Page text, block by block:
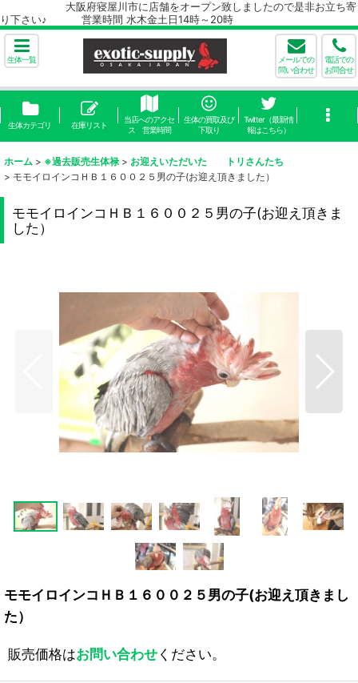
大阪府寝屋川市に店舗をオープン致しましたので是非お立ち寄
り下さい♪ 営業時間 水木金土日14時～20時
生体一覧
メールでの
問い合わせ
電話での
お問合せ
生体カテゴリ 在庫リスト
当店へのアクセ
ス 営業時間
生体の買取及び
下取り
Twitter（最新情
報はこちら）
ホーム > ※過去販売生体禄 > お迎えいただいた トリさんたち
> モモイロインコＨＢ１６００２５男の子(お迎え頂きました）
モモイロインコＨＢ１６００２５男の子(お迎え頂きま
した）
モモイロインコＨＢ１６００２５男の子(お迎え頂きまし
た）
販売価格はお問い合わせください。